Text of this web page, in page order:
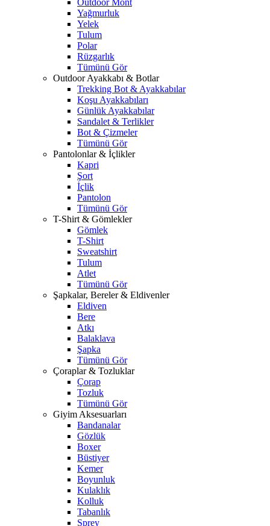
Outdoor Mont
Yağmurluk
Yelek
Tulum
Polar
Rüzgarlık
Tümünü Gör
Outdoor Ayakkabı & Botlar
Trekking Bot & Ayakkabılar
Koşu Ayakkabıları
Günlük Ayakkabılar
Sandalet & Terlikler
Bot & Çizmeler
Tümünü Gör
Pantolonlar & İçlikler
Kapri
Şort
İçlik
Pantolon
Tümünü Gör
T-Shirt & Gömlekler
Gömlek
T-Shirt
Sweatshirt
Tulum
Atlet
Tümünü Gör
Şapkalar, Bereler & Eldivenler
Eldiven
Bere
Atkı
Balaklava
Şapka
Tümünü Gör
Çoraplar & Tozluklar
Çorap
Tozluk
Tümünü Gör
Giyim Aksesuarları
Bandanalar
Gözlük
Boxer
Büstiyer
Kemer
Boyunluk
Kulaklık
Kolluk
Tabanlık
Sprey